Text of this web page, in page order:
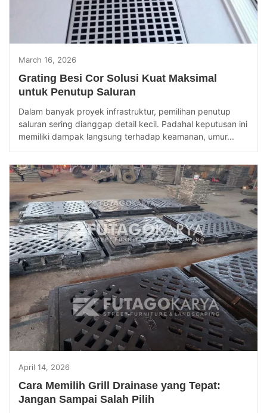
March 16, 2026
Grating Besi Cor Solusi Kuat Maksimal
untuk Penutup Saluran
Dalam banyak proyek infrastruktur, pemilihan penutup
saluran sering dianggap detail kecil. Padahal keputusan ini
memiliki dampak langsung terhadap keamanan, umur...
April 14, 2026
Cara Memilih Grill Drainase yang Tepat:
Jangan Sampai Salah Pilih